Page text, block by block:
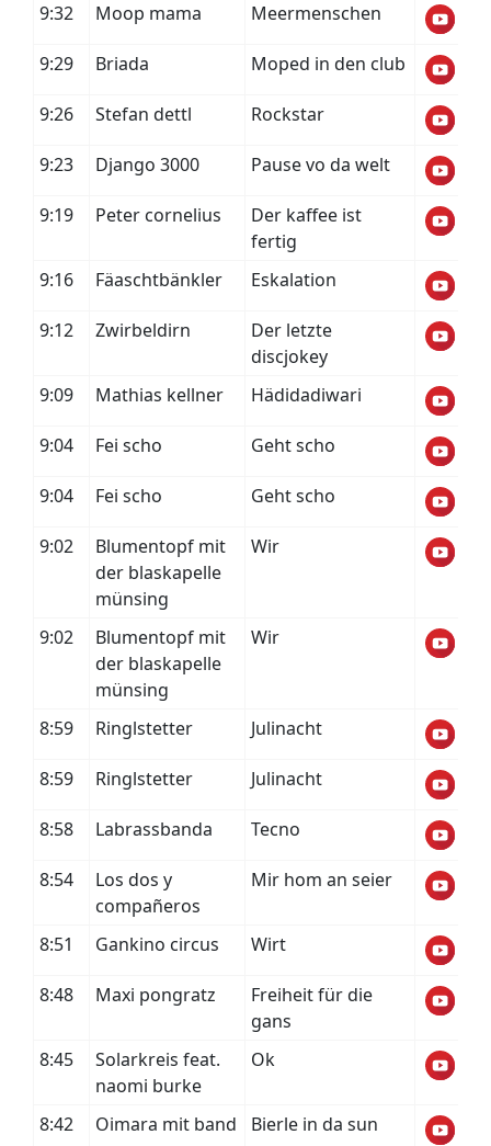
9:32 Moop mama Meermenschen
9:29 Briada Moped in den club
9:26 Stefan dettl Rockstar
9:23 Django 3000 Pause vo da welt
9:19 Peter cornelius
Der kaffee ist
fertig
9:16
Fäaschtbänkler Eskalation
9:12 Zwirbeldirn
Der letzte
discjokey
9:09
Mathias kellner Hädidadiwari
9:04 Fei scho Geht scho
9:04 Fei scho Geht scho
9:02
Blumentopf mit
der blaskapelle
münsing
Wir
9:02
Blumentopf mit
der blaskapelle
münsing
Wir
8:59 Ringlstetter Julinacht
8:59 Ringlstetter Julinacht
8:58 Labrassbanda Tecno
8:54
Los dos y
compañeros
Mir hom an seier
8:51 Gankino circus Wirt
8:48 Maxi pongratz
Freiheit für die
gans
8:45
Solarkreis feat.
naomi burke
Ok
8:42 Oimara mit band Bierle in da sun